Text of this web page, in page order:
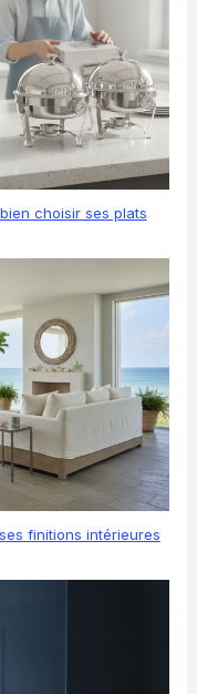
choisir ses plats
finitions intérieures